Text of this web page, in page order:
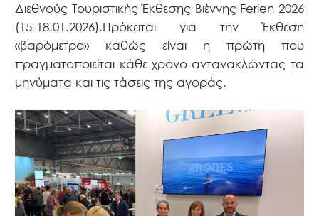
Διεθνούς Τουριστικής Έκθεσης Βιέννης Ferien 2026
(15-18.01.2026).Πρόκειται για την Έκθεση
«βαρόμετρο» καθώς είναι η πρώτη που
πραγματοποιείται κάθε χρόνο αντανακλώντας τα
μηνύματα και τις τάσεις της αγοράς.